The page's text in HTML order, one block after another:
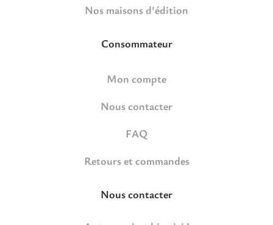
Nos maisons d'édition
Consommateur
Mon compte
Nous contacter
FAQ
Retours et commandes
Nous contacter